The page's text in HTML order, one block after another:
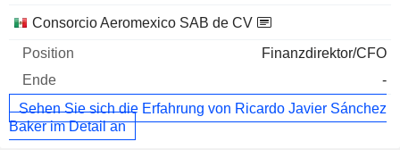
Consorcio Aeromexico SAB de CV
Finanzdirektor/CFO
-
Sehen Sie sich die Erfahrung von Ricardo Javier Sánchez
Baker im Detail an